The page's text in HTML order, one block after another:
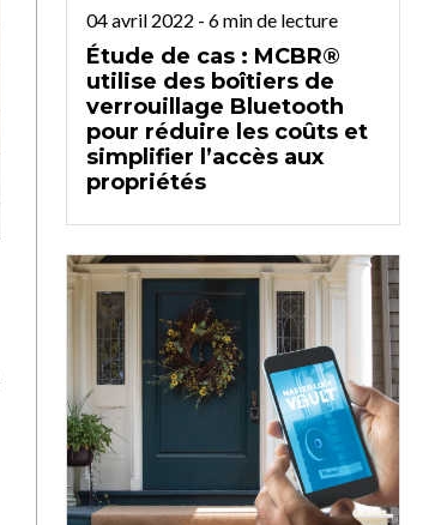
04 avril 2022 - 6min de lecture
Étude de cas : MCBR®
utilise des boîtiers de
verrouillage Bluetooth
pour réduire les coûts et
simplifier l’accès aux
propriétés